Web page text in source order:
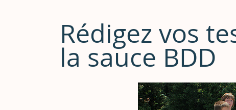
Rédigez vos
la sauce BDD